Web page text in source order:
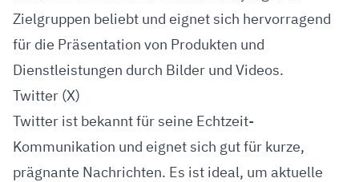
Zielgruppen beliebt und eignet sich hervorragend
für die Präsentation von Produkten und
Dienstleistungen durch Bilder und Videos.
Twitter (X)
Twitter ist bekannt für seine Echtzeit-
Kommunikation und eignet sich gut für kurze,
prägnante Nachrichten. Es ist ideal, um aktuelle